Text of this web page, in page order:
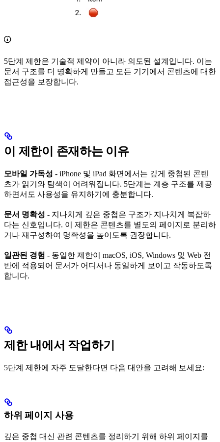
5단계 제한은 기술적 제약이 아니라 의도된 설계입니다. 이는
문서 구조를 더 명확하게 만들고 모든 기기에서 콘텐츠에 대한
접근성을 보장합니다.
이 제한이 존재하는 이유
모바일 가독성 - iPhone 및 iPad 화면에서는 깊게 중첩된 콘텐
츠가 읽기와 탐색이 어려워집니다. 5단계는 계층 구조를 제공
하면서도 사용성을 유지하기에 충분합니다.
문서 명확성 - 지나치게 깊은 중첩은 구조가 지나치게 복잡하
다는 신호입니다. 이 제한은 콘텐츠를 별도의 페이지로 분리하
거나 재구성하여 명확성을 높이도록 권장합니다.
일관된 경험 - 동일한 제한이 macOS, iOS, Windows 및 Web 전
반에 적용되어 문서가 어디서나 동일하게 보이고 작동하도록
합니다.
제한 내에서 작업하기
5단계 제한에 자주 도달한다면 다음 대안을 고려해 보세요:
하위 페이지 사용
깊은 중첩 대신 관련 콘텐츠를 정리하기 위해 하위 페이지를